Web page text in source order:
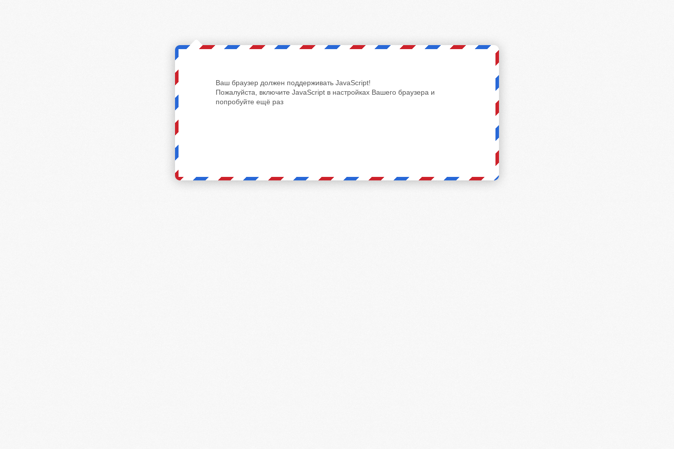
Ваш браузер должен поддерживать JavaScript!
Пожалуйста, включите JavaScript в настройках Вашего браузера и
попробуйте ещё раз